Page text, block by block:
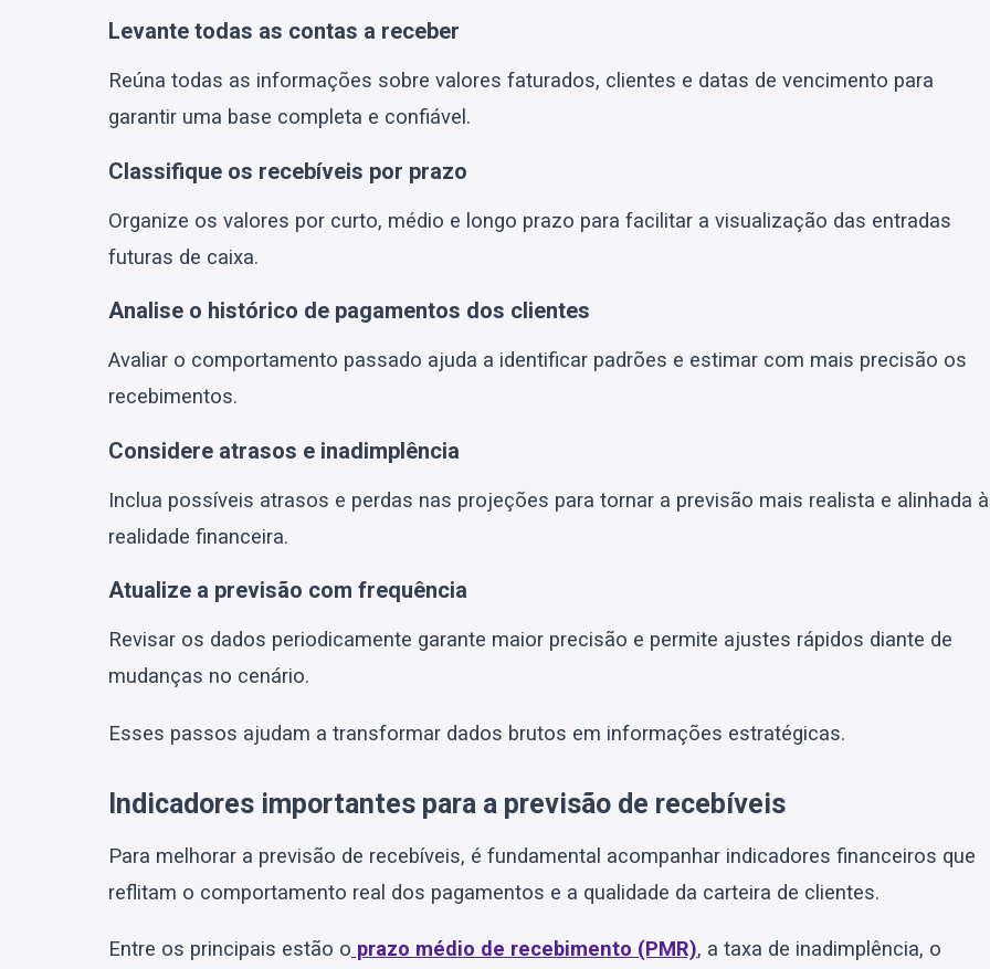
Levante todas as contas a receber
Reúna todas as informações sobre valores faturados, clientes e datas de vencimento para
garantir uma base completa e confiável.
Classifique os recebíveis por prazo
Organize os valores por curto, médio e longo prazo para facilitar a visualização das entradas
futuras de caixa.
Analise o histórico de pagamentos dos clientes
Avaliar o comportamento passado ajuda a identificar padrões e estimar com mais precisão os
recebimentos.
Considere atrasos e inadimplência
Inclua possíveis atrasos e perdas nas projeções para tornar a previsão mais realista e alinhada à
realidade financeira.
Atualize a previsão com frequência
Revisar os dados periodicamente garante maior precisão e permite ajustes rápidos diante de
mudanças no cenário.
Esses passos ajudam a transformar dados brutos em informações estratégicas.
Indicadores importantes para a previsão de recebíveis
Para melhorar a previsão de recebíveis, é fundamental acompanhar indicadores financeiros que
reflitam o comportamento real dos pagamentos e a qualidade da carteira de clientes.
Entre os principais estão o prazo médio de recebimento (PMR), a taxa de inadimplência, o